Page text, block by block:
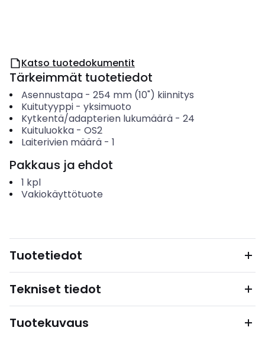
Katso tuotedokumentit
Tärkeimmät tuotetiedot
Asennustapa- 254 mm (10") kiinnitys
Kuitutyyppi- yksimuoto
Kytkentä/adapterien lukumäärä- 24
Kuituluokka- OS2
Laiterivien määrä- 1
Pakkaus ja ehdot
1 kpl
Vakiokäyttötuote
Tuotetiedot
Tekniset tiedot
Tuotekuvaus